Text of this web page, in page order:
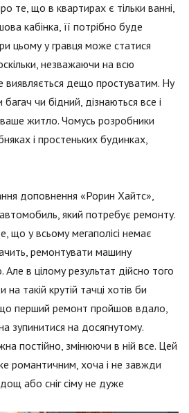
те, що в квартирах є тільки ванні,
кабінка, її потрібно буде
цьому у гравця може статися
незважаючи на всю
виявляється дещо простуватим. Ну
чи бідний, дізнаються все і
ваше житло. Чомусь розробники
і простеньких будинках,
доповнення «Рорин Хайтс»,
який потребує ремонту.
що у всьому мегаполісі немає
ремонтувати машину
в цілому результат дійсно того
на такій крутій тачці хотів би
перший ремонт пройшов вдало,
зупинитися на досягнутому.
постійно, змінюючи в ній все. Цей
романтичним, хоча і не завжди
або сніг сіму не дуже